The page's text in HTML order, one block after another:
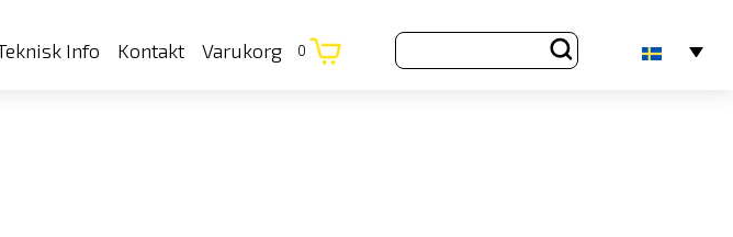
Info Kontakt Varukorg 0